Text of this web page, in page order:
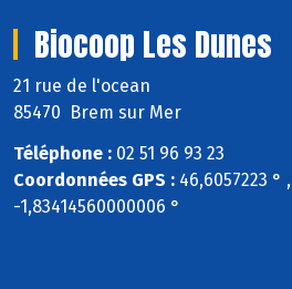
Biocoop Les Dunes
21 rue de l'ocean
85470 Brem sur Mer
Téléphone : 02 51 96 93 23
Coordonnées GPS : 46,6057223 ° ,
-1,83414560000006 °